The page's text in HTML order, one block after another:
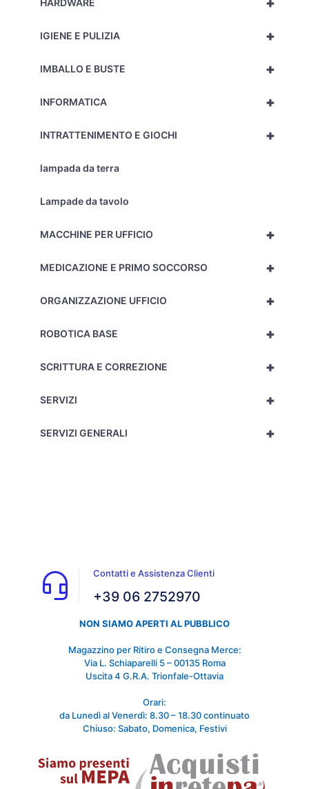
HARDWARE
+
IGIENE E PULIZIA
+
IMBALLO E BUSTE
+
INFORMATICA
+
INTRATTENIMENTO E GIOCHI
lampada da terra
Lampade da tavolo
+
MACCHINE PER UFFICIO
+
MEDICAZIONE E PRIMO SOCCORSO
+
ORGANIZZAZIONE UFFICIO
+
ROBOTICA BASE
+
SCRITTURA E CORREZIONE
+
SERVIZI
+
SERVIZI GENERALI
Contatti e Assistenza Clienti
+39 06 2752970
NON SIAMO APERTI AL PUBBLICO
Magazzino per Ritiro e Consegna Merce:
Via L. Schiaparelli 5 – 00135 Roma
Uscita 4 G.R.A. Trionfale-Ottavia
Orari:
da Lunedì al Venerdì: 8.30 – 18.30 continuato
Chiuso: Sabato, Domenica, Festivi